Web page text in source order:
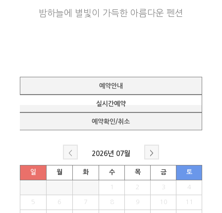
밤하늘에 별빛이 가득한 아름다운 펜션
예약안내
실시간예약
예약확인/취소
< 2026년 07월 >
일 월 화 수 목 금 토
1 2 3 4
5 6 7 8 9 10 11